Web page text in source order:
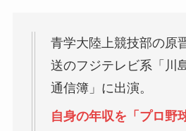
青学大陸上競技部の原
送のフジテレビ系「川
通信簿」に出演。
自身の年収を「プロ野